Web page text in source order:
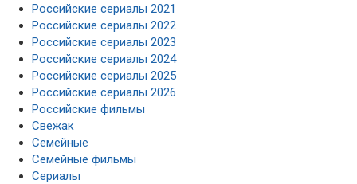
Российские сериалы 2021
Российские сериалы 2022
Российские сериалы 2023
Российские сериалы 2024
Российские сериалы 2025
Российские сериалы 2026
Российские фильмы
Свежак
Семейные
Семейные фильмы
Сериалы